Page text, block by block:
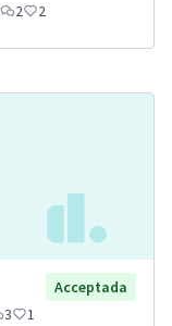
2 2
Acceptada
3 1